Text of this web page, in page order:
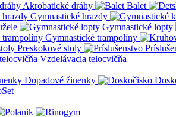
Akrobatické dráhy Balet
Gymnastické hrazdy
Gymnastické lopty
Gymnastické trampolíny
Preskokové stoly
Vzdelávacia telocvičňa
Dopadové žinenky